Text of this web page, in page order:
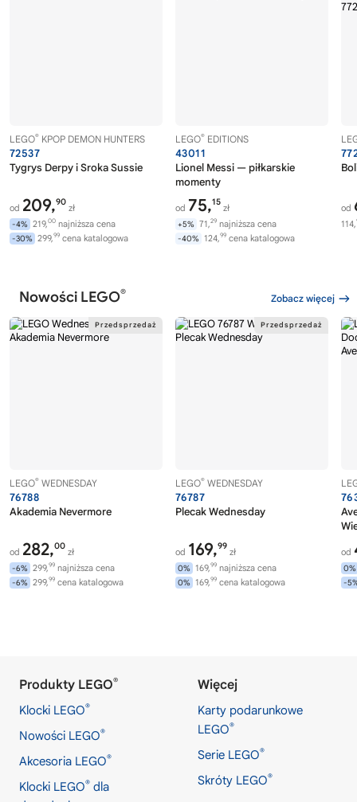
LEGO® KPOP DEMON HUNTERS
72537
Tygrys Derpy i Sroka Sussie
od 209,90
zł
-4% 219,00 najniższa cena
-30% 299,99 cena katalogowa
LEGO® EDITIONS
43011
Lionel Messi — piłkarskie
momenty
od 75,15
zł
+5% 71,29 najniższa cena
-40% 124,99 cena katalogowa
od
114,
Nowości LEGO® Zobacz więcej
LEGO® WEDNESDAY
76788
Akademia Nevermore
od 282,00
zł
-6% 299,99 najniższa cena
-6% 299,99 cena katalogowa
LEGO® WEDNESDAY
76787
Plecak Wednesday
od 169,99
zł
0% 169,99 najniższa cena
0% 169,99 cena katalogowa
od
0%
-
Produkty LEGO®
Klocki LEGO®
Nowości LEGO®
Akcesoria LEGO®
Klocki LEGO® dla
Więcej
Karty podarunkowe
LEGO®
Serie LEGO®
Skróty LEGO®